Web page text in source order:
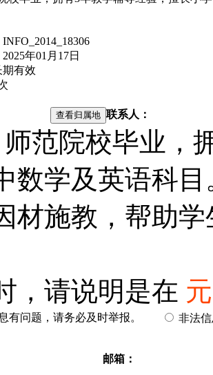
INFO_2014_18306
2025年01月17日
期有效
联系人：
师范院校毕业，
数学及英语科
材施教，帮助
，请说明是在
有问题，请务必及时举报。
非法
邮箱：